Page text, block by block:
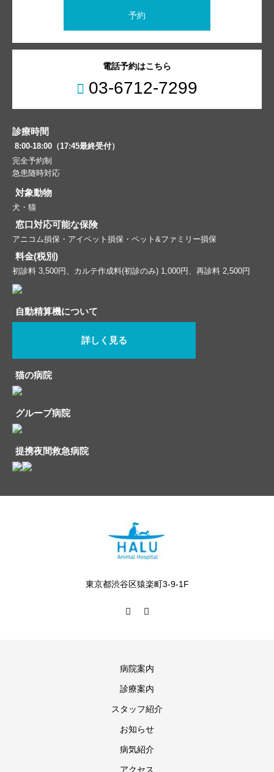
予約
電話予約はこちら
03-6712-7299
診療時間
8:00-18:00（17:45最終受付）
完全予約制
急患随時対応
対象動物
犬・猫
窓口対応可能な保険
アニコム損保・アイペット損保・ペット&ファミリー損保
料金(税別)
初診料 3,500円、カルテ作成料(初診のみ) 1,000円、再診料 2,500円
自動精算機について
詳しく見る
猫の病院
グループ病院
提携夜間救急病院
東京都渋谷区猿楽町3-9-1F
病院案内
診療案内
スタッフ紹介
お知らせ
病気紹介
アクセス